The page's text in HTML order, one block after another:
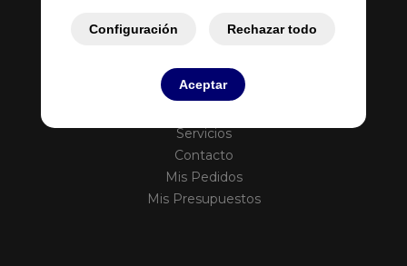
Configuración Rechazar todo
Aceptar
Inicio
Servicios
Contacto
Mis Pedidos
Mis Presupuestos